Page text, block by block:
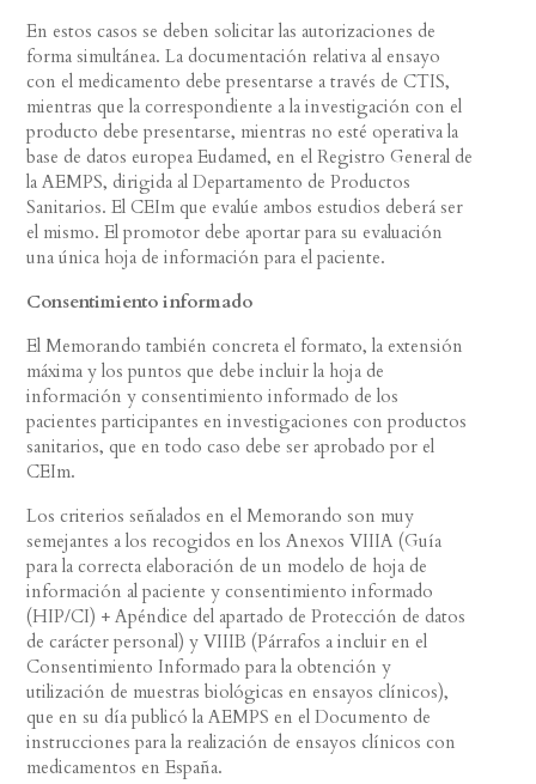
En estos casos se deben solicitar las autorizaciones de
forma simultánea. La documentación relativa al ensayo
con el medicamento debe presentarse a través de CTIS,
mientras que la correspondiente a la investigación con el
producto debe presentarse, mientras no esté operativa la
base de datos europea Eudamed, en el Registro General de
la AEMPS, dirigida al Departamento de Productos
Sanitarios. El CEIm que evalúe ambos estudios deberá ser
el mismo. El promotor debe aportar para su evaluación
una única hoja de información para el paciente.
Consentimiento informado
El Memorando también concreta el formato, la extensión
máxima y los puntos que debe incluir la hoja de
información y consentimiento informado de los
pacientes participantes en investigaciones con productos
sanitarios, que en todo caso debe ser aprobado por el
CEIm.
Los criterios señalados en el Memorando son muy
semejantes a los recogidos en los Anexos VIIIA (Guía
para la correcta elaboración de un modelo de hoja de
información al paciente y consentimiento informado
(HIP/CI) + Apéndice del apartado de Protección de datos
de carácter personal) y VIIIB (Párrafos a incluir en el
Consentimiento Informado para la obtención y
utilización de muestras biológicas en ensayos clínicos),
que en su día publicó la AEMPS en el Documento de
instrucciones para la realización de ensayos clínicos con
medicamentos en España.